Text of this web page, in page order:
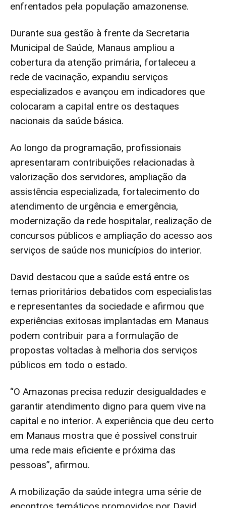
enfrentados pela população amazonense.
Durante sua gestão à frente da Secretaria
Municipal de Saúde, Manaus ampliou a
cobertura da atenção primária, fortaleceu a
rede de vacinação, expandiu serviços
especializados e avançou em indicadores que
colocaram a capital entre os destaques
nacionais da saúde básica.
Ao longo da programação, profissionais
apresentaram contribuições relacionadas à
valorização dos servidores, ampliação da
assistência especializada, fortalecimento do
atendimento de urgência e emergência,
modernização da rede hospitalar, realização de
concursos públicos e ampliação do acesso aos
serviços de saúde nos municípios do interior.
David destacou que a saúde está entre os
temas prioritários debatidos com especialistas
e representantes da sociedade e afirmou que
experiências exitosas implantadas em Manaus
podem contribuir para a formulação de
propostas voltadas à melhoria dos serviços
públicos em todo o estado.
“O Amazonas precisa reduzir desigualdades e
garantir atendimento digno para quem vive na
capital e no interior. A experiência que deu certo
em Manaus mostra que é possível construir
uma rede mais eficiente e próxima das
pessoas”, afirmou.
A mobilização da saúde integra uma série de